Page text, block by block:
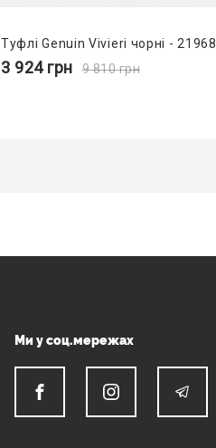
Туфлі Genuin Vivierі чорні - 21968
3 924грн 9 810грн
Ми у соц.мережах